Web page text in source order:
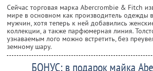
Сейчас торговая марка Abercrombie & Fitch
мире в основном как производитель одежды
мужчин, хотя теперь к ней добавились
коллекции, а также парфюмерная линия.
узнаваемым лого можно встретить, без
земному шару.
БОНУС: в подарок майка